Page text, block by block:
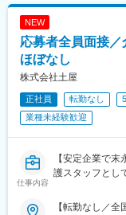
NEW
応募者全員面接
ほぼなし
株式会社土屋
正社員 転勤なし
業種未経験歓迎
仕事内容
【安定企業で
護スタッフとし
【転勤なし／